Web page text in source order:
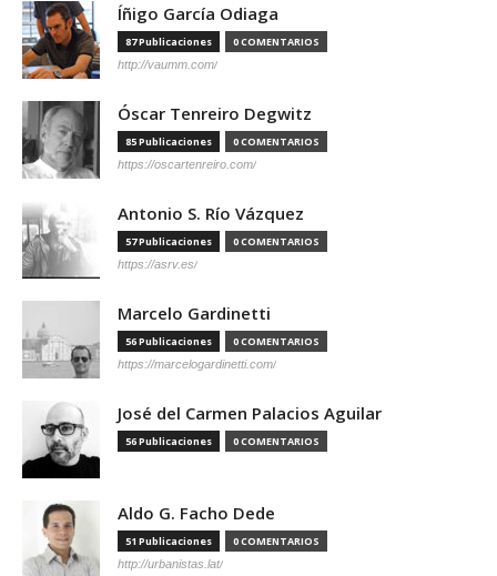
Íñigo García Odiaga
87 Publicaciones 0 COMENTARIOS
http://vaumm.com/
Óscar Tenreiro Degwitz
85 Publicaciones 0 COMENTARIOS
https://oscartenreiro.com/
Antonio S. Río Vázquez
57 Publicaciones 0 COMENTARIOS
https://asrv.es/
Marcelo Gardinetti
56 Publicaciones 0 COMENTARIOS
https://marcelogardinetti.com/
José del Carmen Palacios Aguilar
56 Publicaciones 0 COMENTARIOS
Aldo G. Facho Dede
51 Publicaciones 0 COMENTARIOS
http://urbanistas.lat/